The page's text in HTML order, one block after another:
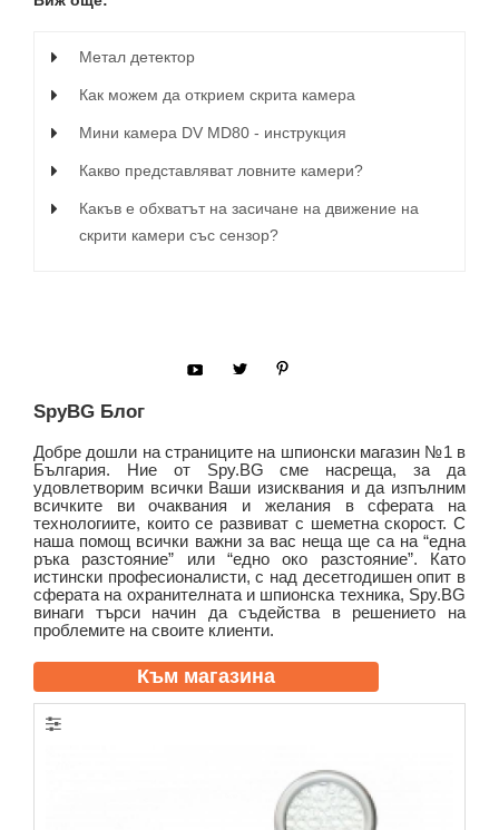
Метал детектор
Как можем да открием скрита камера
Мини камера DV MD80 - инструкция
Какво представляват ловните камери?
Какъв е обхватът на засичане на движение на
скрити камери със сензор?
SpyBG Блог
Добре дошли на страниците на шпионски магазин №1 в
България. Ние от Spy.BG сме насреща, за да
удовлетворим всички Ваши изисквания и да изпълним
всичките ви очаквания и желания в сферата на
технологиите, които се развиват с шеметна скорост. С
наша помощ всички важни за вас неща ще са на “една
ръка разстояние” или “едно око разстояние”. Като
истински професионалисти, с над десетгодишен опит в
сферата на охранителната и шпионска техника, Spy.BG
винаги търси начин да съдейства в решението на
проблемите на своите клиенти.
Към магазина